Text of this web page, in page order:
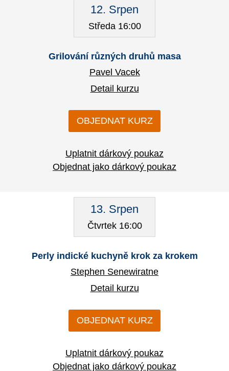
12. Srpen
Středa 16:00
Grilování různých druhů masa
Pavel Vacek
Detail kurzu
OBJEDNAT KURZ
Uplatnit dárkový poukaz
Objednat jako dárkový poukaz
13. Srpen
Čtvrtek 16:00
Perly indické kuchyně krok za krokem
Stephen Senewiratne
Detail kurzu
OBJEDNAT KURZ
Uplatnit dárkový poukaz
Objednat jako dárkový poukaz